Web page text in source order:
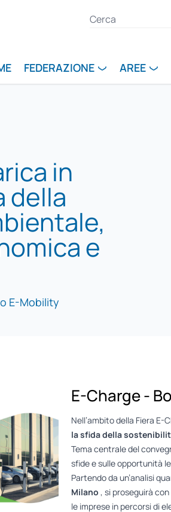
FEDERAZIONE AREE
in
della
e
E-Mobility
E-Charge -
Nell’ambito della Fiera
la sfida della
Tema centrale del
sfide e sulle opportunità
Partendo da un’analisi
Milano , si proseguirà
le imprese in percorsi di